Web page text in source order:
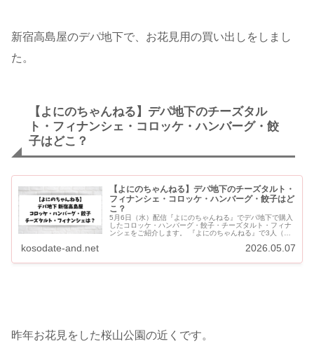
新宿高島屋のデパ地下で、お花見用の買い出しをしまし
た。
【よにのちゃんねる】デパ地下のチーズタル
ト・フィナンシェ・コロッケ・ハンバーグ・餃
子はどこ？
【よにのちゃんねる】デパ地下のチーズタルト・
フィナンシェ・コロッケ・ハンバーグ・餃子はど
こ？
5月6日（水）配信『よにのちゃんねる』でデパ地下で購入
したコロッケ・ハンバーグ・餃子・チーズタルト・フィナ
ンシェをご紹介します。 『よにのちゃんねる』で3人（二
kosodate-and.net 2026.05.07
昨年お花見をした桜山公園の近くです。